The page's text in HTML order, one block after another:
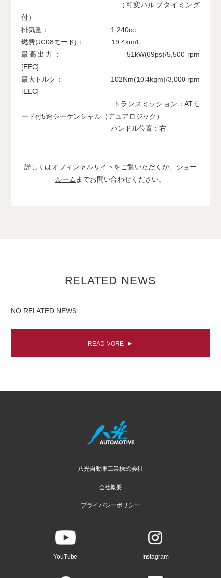
（可変バルブタイミング
付）
排気量： 1,240cc
燃費(JC08モード)： 19.4km/L
最高出力： 51kW(69ps)/5,500 rpm
[EEC]
最大トルク： 102Nm(10.4kgm)/3,000 rpm
[EEC]
トランスミッション：ATモ
ード付5速シーケンシャル（デュアロジック）
ハンドル位置：右
詳しくはオフィシャルサイト をご覧いただくか、 ショー
ルーム までお問い合わせください。
RELATED NEWS
NO RELATED NEWS
READ MORE
八光自動車工業株式会社
会社概要
プライバシーポリシー
YouTube Instagram